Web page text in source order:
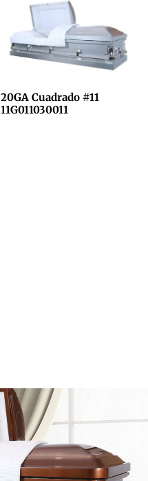
20GA Cuadrado #11
11G011030011